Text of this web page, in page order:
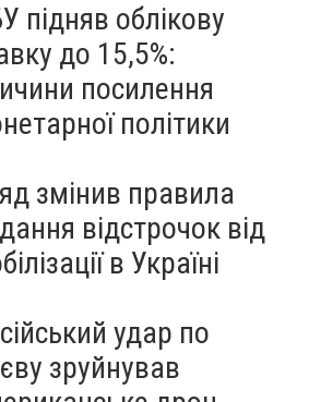
підняв облікову
до 15,5%:
посилення
політики
змінив правила
відстрочок від
в Україні
удар по
зруйнував